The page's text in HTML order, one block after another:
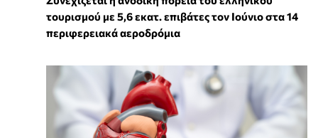
τουρισμού με 5,6 εκατ. επιβάτες τον Ιούνιο στα 14
περιφερειακά αεροδρόμια